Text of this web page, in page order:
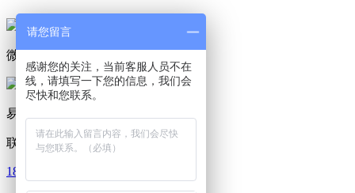
微信咨询
易测公众号
联系我们
185 9809 2199
请您留言
感谢您的关注，当前客服人员不在
线，请填写一下您的信息，我们会
尽快和您联系。